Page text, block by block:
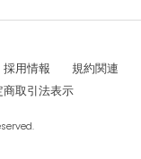
採用情報
規約関連
商取引法表示